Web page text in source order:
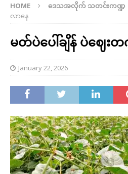
HOME ဒေသအလိုက် သတင်းကဏ္ဍ
လာနေ
မတ်ပဲပေါ်ချိန် ပဲဈေး
January 22, 2026